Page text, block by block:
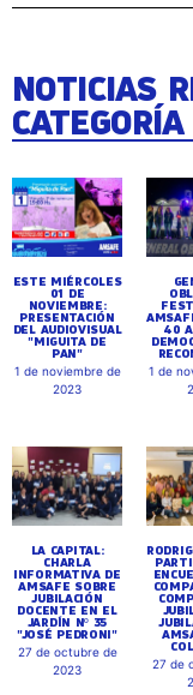
NOTICIAS
CATEGORÍA
ESTE MIÉRCOLES
01 DE
NOVIEMBRE:
PRESENTACIÓN
DEL AUDIOVISUAL
"MIGUITA DE
PAN"
1 de noviembre de
2023
40
1 de
LA CAPITAL:
CHARLA
INFORMATIVA DE
AMSAFE SOBRE
JUBILACIÓN
DOCENTE EN EL
JARDÍN Nº 35
"JOSÉ PEDRONI"
27 de octubre de
2023
27 de